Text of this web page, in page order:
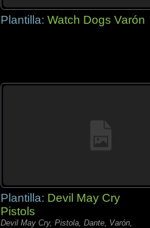
Plantilla: Watch Dogs Varón
Plantilla: Devil May Cry
Pistols
Devil May Cry, Pistola, Dante, Varón,